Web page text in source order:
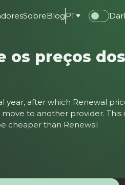
SobreBlogPT
os preços dos
year, after which Renewal
to another provider. This
cheaper than Renewal